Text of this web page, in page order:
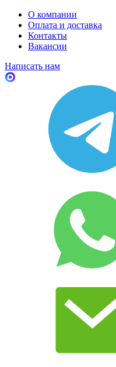
О компании
Оплата и доставка
Контакты
Вакансии
Написать нам